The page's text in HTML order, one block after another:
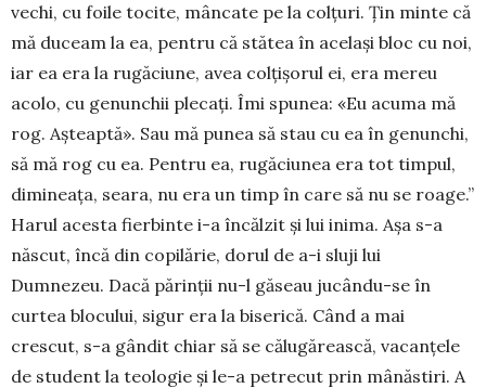
vechi, cu foile to­cite, mâncate pe la colțuri. Țin minte că
mă duceam la ea, pentru că stătea în același bloc cu noi,
iar ea era la ru­găciune, avea col­ți­șorul ei, era mereu
acolo, cu ge­nunchii plecați. Îmi spu­nea: «Eu acu­ma mă
rog. Așteaptă». Sau mă punea să stau cu ea în genunchi,
să mă rog cu ea. Pentru ea, rugăciunea era tot timpul,
dimineața, seara, nu era un timp în care să nu se roage.”
Harul acesta fierbinte i-a încălzit și lui inima. Așa s-a
născut, încă din copilărie, dorul de a-i sluji lui
Dumnezeu. Dacă părinții nu-l găseau jucându-se în
curtea blocului, sigur era la biserică. Când a mai
crescut, s-a gândit chiar să se călugă­rească, vacanțele
de student la teologie și le-a petrecut prin mânăstiri. A